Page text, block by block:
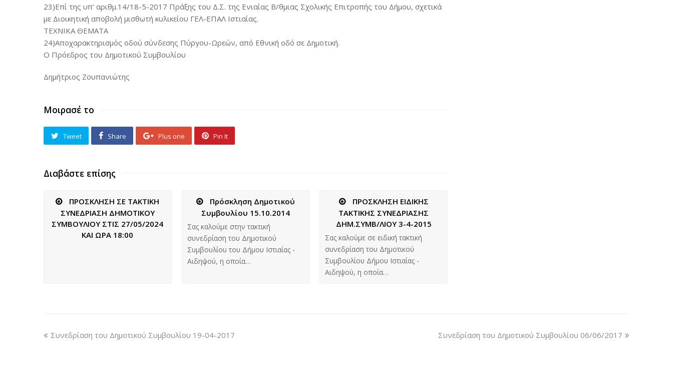
23)Επί της υπ’ αριθμ.14/18-5-2017 Πράξης του Δ.Σ. της Ενιαίας Β/θμιας Σχολικής Επιτροπής του Δήμου, σχετικά
με Διοικητική αποβολή μισθωτή κυλικείου ΓΕΛ-ΕΠΑΛ Ιστιαίας.
ΤΕΧΝΙΚΑ ΘΕΜΑΤΑ
24)Αποχαρακτηρισμός οδού σύνδεσης Πύργου-Ωρεών, από Εθνική οδό σε Δημοτική.
Ο Πρόεδρος του Δημοτικού Συμβουλίου
Δημήτριος Ζουπανιώτης
Μοιρασέ το
Tweet Share Plus one Pin It
Διαβάστε επίσης
ΠΡΟΣΚΛΗΣΗ ΣΕ ΤΑΚΤΙΚΗ
ΣΥΝΕΔΡΙΑΣΗ ΔΗΜΟΤΙΚΟΥ
ΣΥΜΒΟΥΛΙΟΥ ΣΤΙΣ 27/05/2024
ΚΑΙ ΩΡΑ 18:00
Πρόσκληση Δημοτικού
Συμβουλίου 15.10.2014
Σας καλούμε στην τακτική
συνεδρίαση του Δημοτικού
Συμβουλίου του Δήμου Ιστιαίας -
Αιδηψού, η οποία…
ΠΡΟΣΚΛΗΣΗ ΕΙΔΙΚΗΣ
ΤΑΚΤΙΚΗΣ ΣΥΝΕΔΡΙΑΣΗΣ
ΔΗΜ.ΣΥΜΒ/ΛΙΟΥ 3-4-2015
Σας καλούμε σε ειδική τακτική
συνεδρίαση του Δημοτικού
Συμβουλίου Δήμου Ιστιαίας -
Αιδηψού, η οποία…
Συνεδρίαση του Δημοτικού Συμβουλίου 19-04-2017 Συνεδρίαση του Δημοτικού Συμβουλίου 06/06/2017